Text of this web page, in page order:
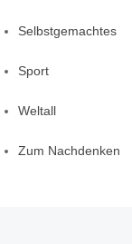
Selbstgemachtes
Sport
Weltall
Zum Nachdenken